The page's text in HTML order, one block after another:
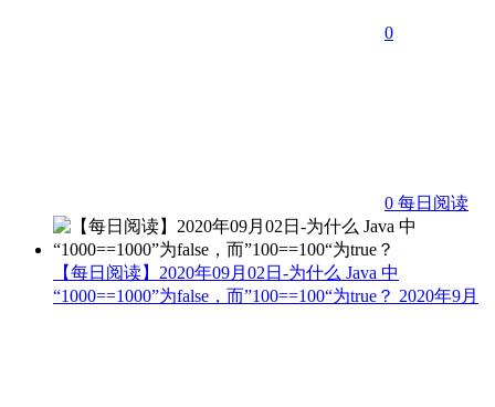
0
0 每日阅读
【每日阅读】2020年09月02日-为什么 Java 中
“1000==1000”为false，而”100==100“为true？ 2020年9月